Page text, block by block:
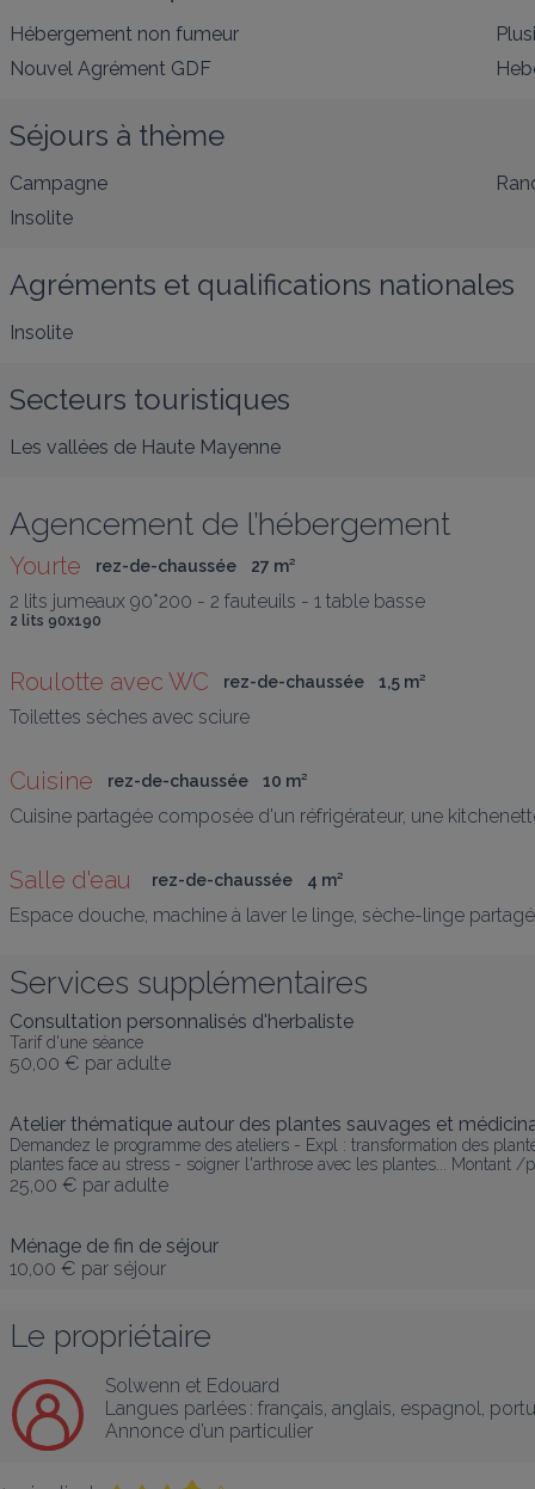
Hébergement non fumeur
Nouvel Agrément GDF
Séjours à thème
Campagne
Insolite
Agréments et qualifications nationales
Insolite
Secteurs touristiques
Les vallées de Haute Mayenne
Agencement de l’hébergement
Yourte rez-de-chaussée 27 m²
2 lits jumeaux 90*200 - 2 fauteuils - 1 table basse
2 lits 90x190
Roulotte avec WC rez-de-chaussée 1,5 m²
Toilettes sèches avec sciure
Cuisine rez-de-chaussée 10 m²
Cuisine partagée composée d'un réfrigérateur, une
Salle d'eau rez-de-chaussée 4 m²
Espace douche, machine à laver le linge, sèche-linge partagé
Services supplémentaires
Consultation personnalisés d'herbaliste
Tarif d'une séance
50,00 € par adulte
Atelier thématique autour des plantes sauvages et
Demandez le programme des ateliers - Expl : transformation des
plantes face au stress - soigner l'arthrose avec les plantes... Montant /
25,00 € par adulte
Ménage de fin de séjour
10,00 € par séjour
Le propriétaire
Solwenn et Edouard
Langues parlées : français, anglais, espagnol,
Annonce d’un particulier